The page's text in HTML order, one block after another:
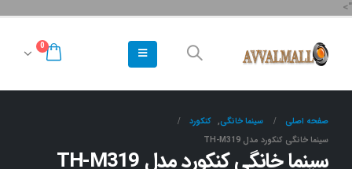
">
0
صفحه اصلی سینما خانگی, کنکورد
سینما خانگی کنکورد مدل TH-M319
سینما خانگی کنکورد مدل TH-M319